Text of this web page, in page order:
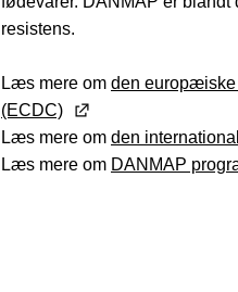
resistens.
Læs mere om den europæiske
(ECDC)
Læs mere om den
Læs mere om DANMAP